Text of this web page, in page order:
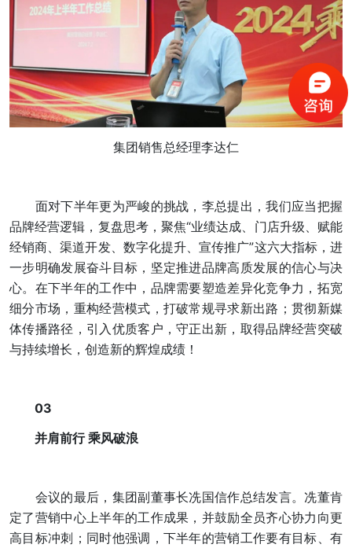
集团销售总经理李达仁
面对下半年更为严峻的挑战，李总提出，我们应当把握
品牌经营逻辑，复盘思考，聚焦“业绩达成、门店升级、赋能
经销商、渠道开发、数字化提升、宣传推广”这六大指标，进
一步明确发展奋斗目标，坚定推进品牌高质发展的信心与决
心。在下半年的工作中，品牌需要塑造差异化竞争力，拓宽
细分市场，重构经营模式，打破常规寻求新出路；贯彻新媒
体传播路径，引入优质客户，守正出新，取得品牌经营突破
与持续增长，创造新的辉煌成绩！
03
并肩前行 乘风破浪
会议的最后，集团副董事长冼国信作总结发言。冼董肯
定了营销中心上半年的工作成果，并鼓励全员齐心协力向更
高目标冲刺；同时他强调，下半年的营销工作要有目标、有